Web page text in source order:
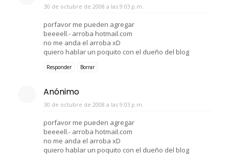
30 de octubre de 2008 a las 9:03 p.m.
porfavor me pueden agregar
beeeell.- arroba hotmail.com
no me anda el arroba xD
quiero hablar un poquito con el dueño del blog
Responder Borrar
Anónimo
30 de octubre de 2008 a las 9:03 p.m.
porfavor me pueden agregar
beeeell.- arroba hotmail.com
no me anda el arroba xD
quiero hablar un poquito con el dueño del blog